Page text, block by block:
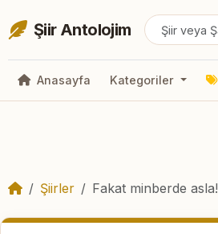
Şiir Antolojim
Anasayfa Kategoriler
Şiirler Fakat minberde asla!